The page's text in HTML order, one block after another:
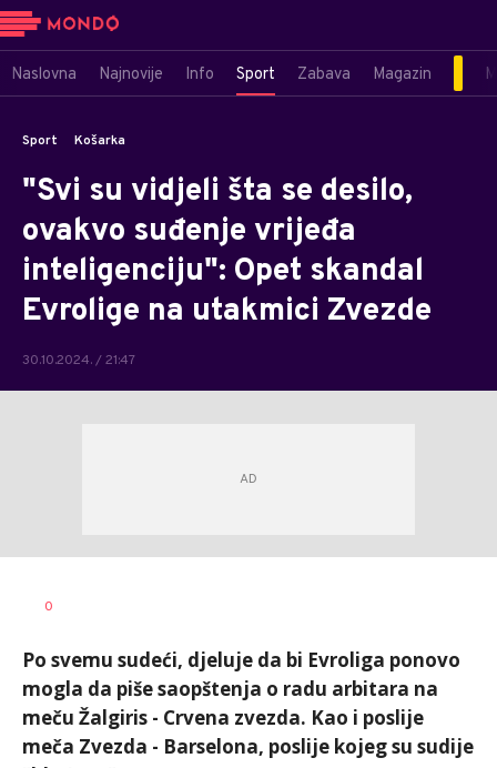
Naslovna Najnovije Info Sport Zabava Magazin
Sport Košarka
"Svi su vidjeli šta se desilo,
ovakvo suđenje vrijeđa
inteligenciju": Opet skandal
Evrolige na utakmici Zvezde
30.10.2024. / 21:47
0
Po svemu sudeći, djeluje da bi Evroliga ponovo
mogla da piše saopštenja o radu arbitara na
meču Žalgiris - Crvena zvezda. Kao i poslije
meča Zvezda - Barselona, poslije kojeg su sudije